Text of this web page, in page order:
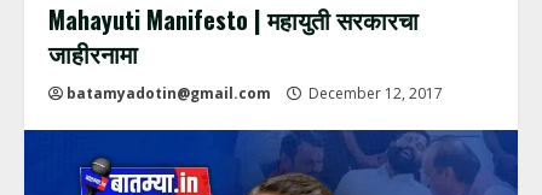
Mahayuti Manifesto | महायुती सरकारचा
जाहीरनामा
batamyadotin@gmail.com December 12, 2017